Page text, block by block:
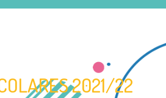
2021/22